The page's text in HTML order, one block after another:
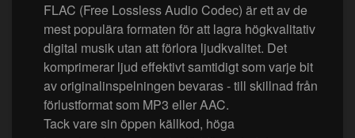
FLAC (Free Lossless Audio Codec) är ett av de
mest populära formaten för att lagra högkvalitativ
digital musik utan att förlora ljudkvalitet. Det
komprimerar ljud effektivt samtidigt som varje bit
av originalinspelningen bevaras - till skillnad från
förlustformat som MP3 eller AAC.
Tack vare sin öppen källkod, höga